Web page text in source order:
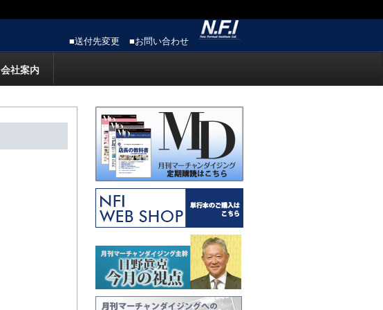
■送付先変更 ■お問い合わせ
会社案内